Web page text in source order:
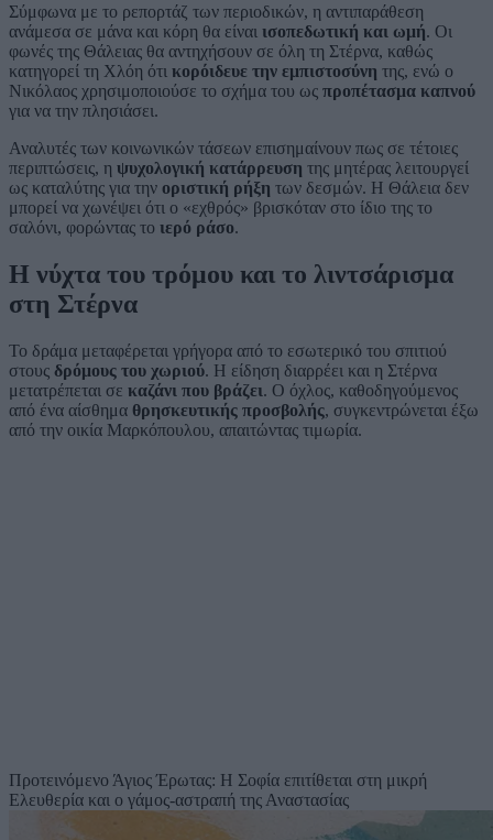
Σύμφωνα με το ρεπορτάζ των περιοδικών, η αντιπαράθεση
ανάμεσα σε μάνα και κόρη θα είναι ισοπεδωτική και ωμή. Οι
φωνές της Θάλειας θα αντηχήσουν σε όλη τη Στέρνα, καθώς
κατηγορεί τη Χλόη ότι κορόιδευε την εμπιστοσύνη της, ενώ ο
Νικόλαος χρησιμοποιούσε το σχήμα του ως προπέτασμα καπνού
για να την πλησιάσει.
Αναλυτές των κοινωνικών τάσεων επισημαίνουν πως σε τέτοιες
περιπτώσεις, η ψυχολογική κατάρρευση της μητέρας λειτουργεί
ως καταλύτης για την οριστική ρήξη των δεσμών. Η Θάλεια δεν
μπορεί να χωνέψει ότι ο «εχθρός» βρισκόταν στο ίδιο της το
σαλόνι, φορώντας το ιερό ράσο.
Η νύχτα του τρόμου και το λιντσάρισμα
στη Στέρνα
Το δράμα μεταφέρεται γρήγορα από το εσωτερικό του σπιτιού
στους δρόμους του χωριού. Η είδηση διαρρέει και η Στέρνα
μετατρέπεται σε καζάνι που βράζει. Ο όχλος, καθοδηγούμενος
από ένα αίσθημα θρησκευτικής προσβολής, συγκεντρώνεται έξω
από την οικία Μαρκόπουλου, απαιτώντας τιμωρία.
Προτεινόμενο Άγιος Έρωτας: Η Σοφία επιτίθεται στη μικρή
Ελευθερία και ο γάμος-αστραπή της Αναστασίας